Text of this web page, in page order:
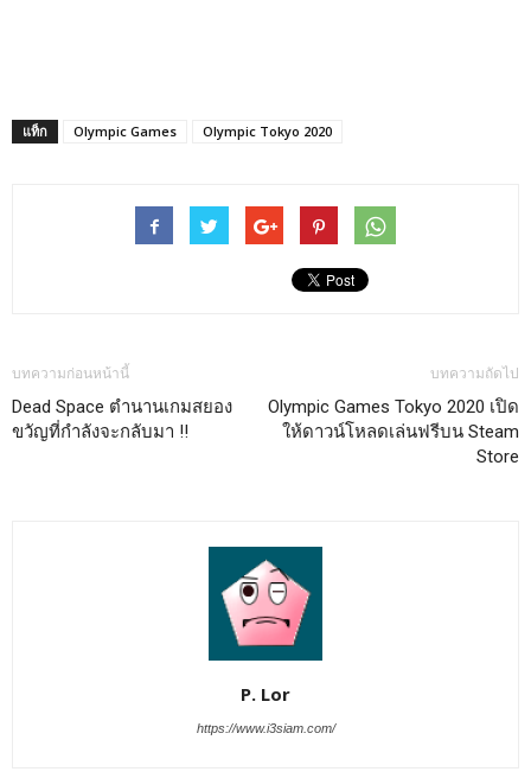
แท็ก Olympic Games Olympic Tokyo 2020
บทความก่อนหน้านี้
Dead Space ตำนานเกมสยอง
ขวัญที่กำลังจะกลับมา !!
บทความถัดไป
Olympic Games Tokyo 2020 เปิด
ให้ดาวน์โหลดเล่นฟรีบน Steam
Store
P. Lor
https://www.i3siam.com/